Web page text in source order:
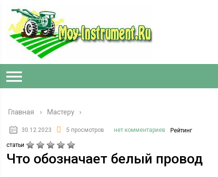
Главная › Мастеру
30.12.2023 5 просмотров нет комментариев Рейтинг
статьи
Что обозначает белый провод